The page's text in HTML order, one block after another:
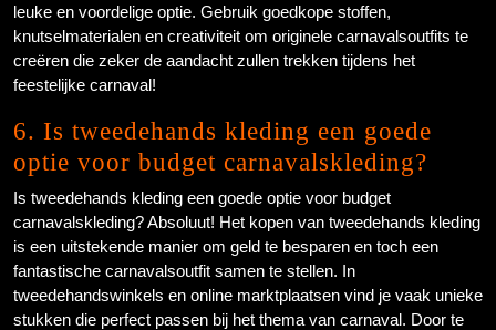
leuke en voordelige optie. Gebruik goedkope stoffen,
knutselmaterialen en creativiteit om originele carnavalsoutfits te
creëren die zeker de aandacht zullen trekken tijdens het
feestelijke carnaval!
6. Is tweedehands kleding een goede
optie voor budget carnavalskleding?
Is tweedehands kleding een goede optie voor budget
carnavalskleding? Absoluut! Het kopen van tweedehands kleding
is een uitstekende manier om geld te besparen en toch een
fantastische carnavalsoutfit samen te stellen. In
tweedehandswinkels en online marktplaatsen vind je vaak unieke
stukken die perfect passen bij het thema van carnaval. Door te